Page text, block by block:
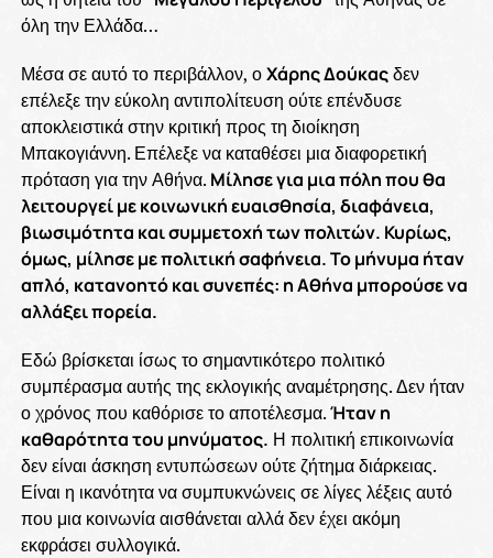
όλη την Ελλάδα…
Μέσα σε αυτό το περιβάλλον, οΧάρης Δούκαςδεν
επέλεξε την εύκολη αντιπολίτευση ούτε επένδυσε
αποκλειστικά στην κριτική προς τη διοίκηση
Μπακογιάννη. Επέλεξε να καταθέσει μια διαφορετική
πρόταση για την Αθήνα. Μίλησε για μια πόλη που θα
λειτουργεί με κοινωνική ευαισθησία, διαφάνεια,
βιωσιμότητα και συμμετοχή των πολιτών. Κυρίως,
όμως, μίλησε με πολιτική σαφήνεια. Το μήνυμα ήταν
απλό, κατανοητό και συνεπές: η Αθήνα μπορούσε να
αλλάξει πορεία.
Εδώ βρίσκεται ίσως το σημαντικότερο πολιτικό
συμπέρασμα αυτής της εκλογικής αναμέτρησης. Δεν ήταν
ο χρόνος που καθόρισε το αποτέλεσμα.Ήταν η
καθαρότητα του μηνύματος. Η πολιτική επικοινωνία
δεν είναι άσκηση εντυπώσεων ούτε ζήτημα διάρκειας.
Είναι η ικανότητα να συμπυκνώνεις σε λίγες λέξεις αυτό
που μια κοινωνία αισθάνεται αλλά δεν έχει ακόμη
εκφράσει συλλογικά.